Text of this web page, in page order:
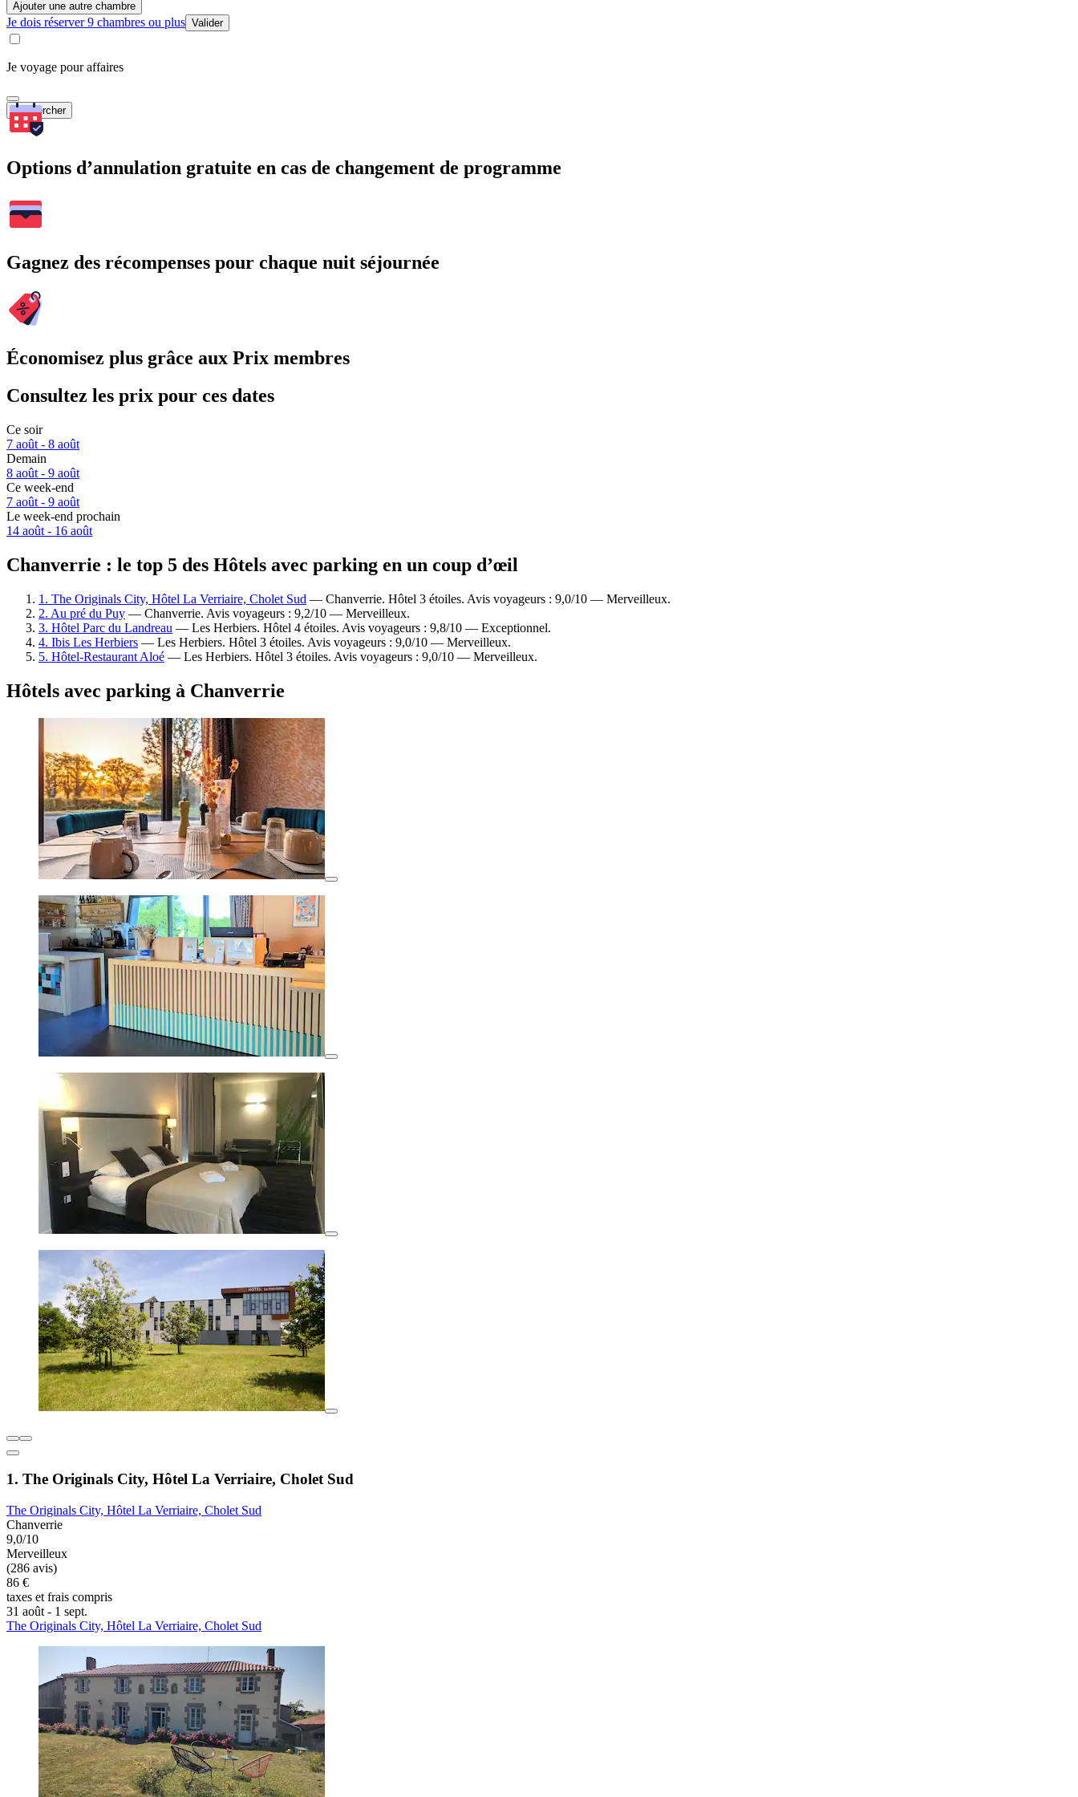
Ajouter une autre chambre
Je dois réserver 9 chambres ou plus Valider
Je voyage pour affaires
Rechercher
Options d’annulation gratuite en cas de changement de programme
Gagnez des récompenses pour chaque nuit séjournée
Économisez plus grâce aux Prix membres
Consultez les prix pour ces dates
Ce soir
7 août - 8 août
Demain
8 août - 9 août
Ce week-end
7 août - 9 août
Le week-end prochain
14 août - 16 août
Chanverrie : le top 5 des Hôtels avec parking en un coup d’œil
1. The Originals City, Hôtel La Verriaire, Cholet Sud — Chanverrie. Hôtel 3 étoiles. Avis voyageurs : 9,0/10 — Merveilleux.
2. Au pré du Puy — Chanverrie. Avis voyageurs : 9,2/10 — Merveilleux.
3. Hôtel Parc du Landreau — Les Herbiers. Hôtel 4 étoiles. Avis voyageurs : 9,8/10 — Exceptionnel.
4. Ibis Les Herbiers — Les Herbiers. Hôtel 3 étoiles. Avis voyageurs : 9,0/10 — Merveilleux.
5. Hôtel-Restaurant Aloé — Les Herbiers. Hôtel 3 étoiles. Avis voyageurs : 9,0/10 — Merveilleux.
Hôtels avec parking à Chanverrie
1. The Originals City, Hôtel La Verriaire, Cholet Sud
The Originals City, Hôtel La Verriaire, Cholet Sud
Chanverrie
9,0/10
Merveilleux
(286 avis)
86 €
taxes et frais compris
31 août - 1 sept.
The Originals City, Hôtel La Verriaire, Cholet Sud